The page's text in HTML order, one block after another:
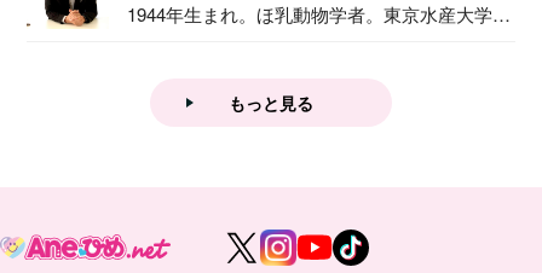
1944年生まれ。ほ乳動物学者。東京水産大学卒
もっと見る